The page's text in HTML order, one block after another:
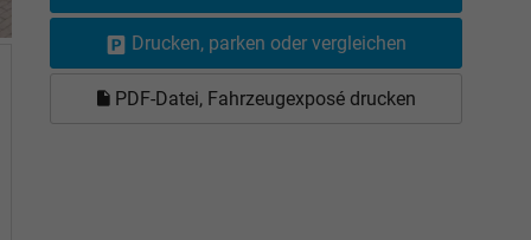
Drucken, parken oder vergleichen
PDF-Datei, Fahrzeugexposé drucken